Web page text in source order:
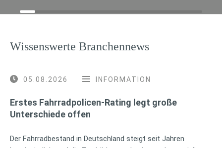
Wissenswerte Branchennews
05.08.2026 INFORMATION
Erstes Fahrradpolicen-Rating legt große
Unterschiede offen
Der Fahrradbestand in Deutschland steigt seit Jahren